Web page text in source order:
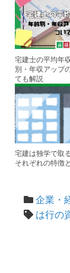
宅建士の平均年
別・年収アップ
ても解説
宅建は独学で取
それぞれの特徴
企業・
は行の